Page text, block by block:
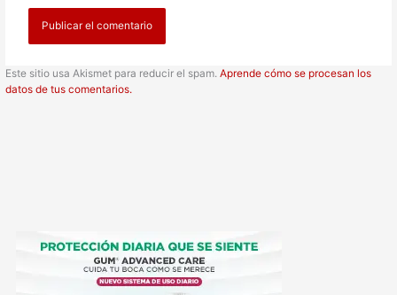
Este sitio usa Akismet para reducir el spam.Aprende cómo se procesan los
datos de tus comentarios.